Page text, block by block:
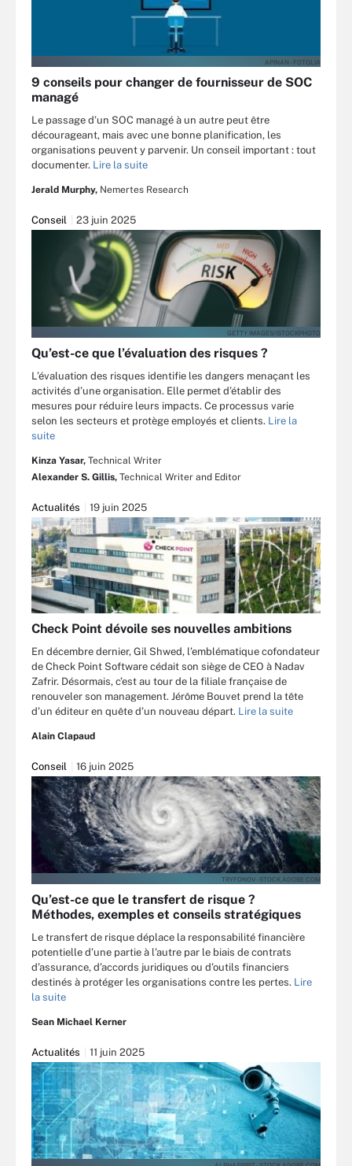
APINAN - FOTOLIA
9 conseils pour changer de fournisseur de SOC
managé
Le passage d’un SOC managé à un autre peut être
décourageant, mais avec une bonne planification, les
organisations peuvent y parvenir. Un conseil important : tout
documenter. Lire la suite
Jerald Murphy, Nemertes Research
Conseil 23 juin 2025
GETTY IMAGES/ISTOCKPHOTO
Qu’est-ce que l’évaluation des risques ?
L’évaluation des risques identifie les dangers menaçant les
activités d’une organisation. Elle permet d’établir des
mesures pour réduire leurs impacts. Ce processus varie
selon les secteurs et protège employés et clients. Lire la
suite
Kinza Yasar, Technical Writer
Alexander S. Gillis, Technical Writer and Editor
Actualités 19 juin 2025
Check Point dévoile ses nouvelles ambitions
En décembre dernier, Gil Shwed, l’emblématique cofondateur
de Check Point Software cédait son siège de CEO à Nadav
Zafrir. Désormais, c’est au tour de la filiale française de
renouveler son management. Jérôme Bouvet prend la tête
d’un éditeur en quête d’un nouveau départ. Lire la suite
Alain Clapaud
Conseil 16 juin 2025
TRYFONOV - STOCK.ADOBE.COM
Qu’est-ce que le transfert de risque ?
Méthodes, exemples et conseils stratégiques
Le transfert de risque déplace la responsabilité financière
potentielle d’une partie à l’autre par le biais de contrats
d’assurance, d’accords juridiques ou d’outils financiers
destinés à protéger les organisations contre les pertes. Lire
la suite
Sean Michael Kerner
Actualités 11 juin 2025